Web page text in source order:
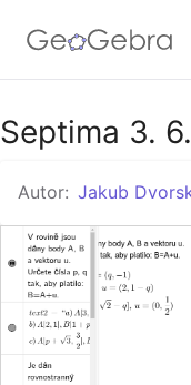
Google Classroom
GeoGebra Třída
Septima 3.
Autor: Jakub